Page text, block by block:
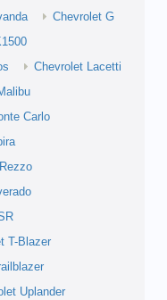
Chevrolet G
Chevrolet Lacetti
Carlo
T-Blazer
Uplander